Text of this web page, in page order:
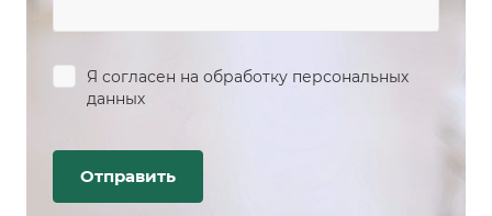
Я согласен на обработку персональных
данных